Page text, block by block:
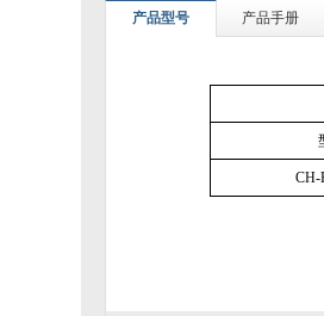
产品型号 产品手册
CH-